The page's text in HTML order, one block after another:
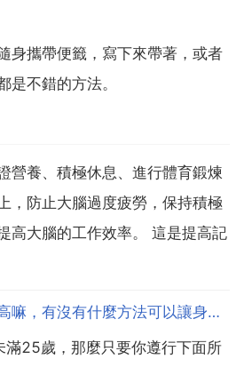
身攜帶便籤，寫下來帶著，或者
是不錯的方法。
營養、積極休息、進行體育鍛煉
，防止大腦過度疲勞，保持積極
高大腦的工作效率。 這是提高記
有什麼辦法讓自己長高嘛，有沒有什麼方法可以讓身高長高
滿25歲，那麼只要你遵行下面所